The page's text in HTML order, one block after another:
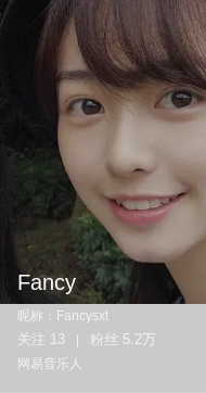
Fancy
昵称： Fancysxt
关注 13 粉丝 5.2万
网易音乐人